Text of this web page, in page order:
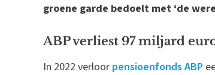
groene garde bedoelt met ‘de
ABP verliest 97 miljard
In 2022 verloor pensioenfonds ABP